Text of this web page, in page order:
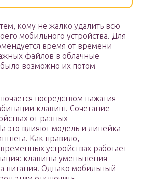
кому не жалко удалить всю
мобильного устройства. Для
время от времени
файлов в облачные
возможно их потом
посредством нажатия
клавиш. Сочетание
от разных
это влияют модель и линейка
Как правило,
устройствах работает
клавиша уменьшения
питания. Однако мобильный